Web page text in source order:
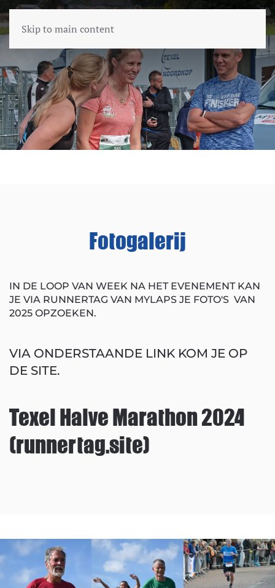
Skip to main content
Fotogalerij
IN DE LOOP VAN WEEK NA HET EVENEMENT KAN
JE VIA RUNNERTAG VAN MYLAPS JE FOTO'S VAN
2025 OPZOEKEN.
VIA ONDERSTAANDE LINK KOM JE OP
DE SITE.
Texel Halve Marathon 2024
(runnertag.site)